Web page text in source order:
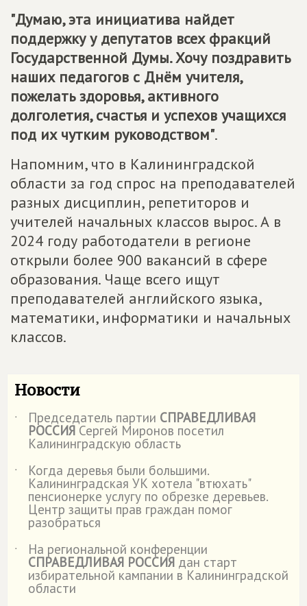
"Думаю, эта инициатива найдет
поддержку у депутатов всех фракций
Государственной Думы. Хочу поздравить
наших педагогов с Днём учителя,
пожелать здоровья, активного
долголетия, счастья и успехов учащихся
под их чутким руководством".
Напомним, что в Калининградской
области за год спрос на преподавателей
разных дисциплин, репетиторов и
учителей начальных классов вырос. А в
2024 году работодатели в регионе
открыли более 900 вакансий в сфере
образования. Чаще всего ищут
преподавателей английского языка,
математики, информатики и начальных
классов.
Новости
˙ Председатель партии СПРАВЕДЛИВАЯ
РОССИЯ Сергей Миронов посетил
Калининградскую область
˙
Когда деревья были большими.
Калининградская УК хотела "втюхать"
пенсионерке услугу по обрезке деревьев.
Центр защиты прав граждан помог
разобраться
˙
На региональной конференции
СПРАВЕДЛИВАЯ РОССИЯ дан старт
избирательной кампании в Калининградской
области